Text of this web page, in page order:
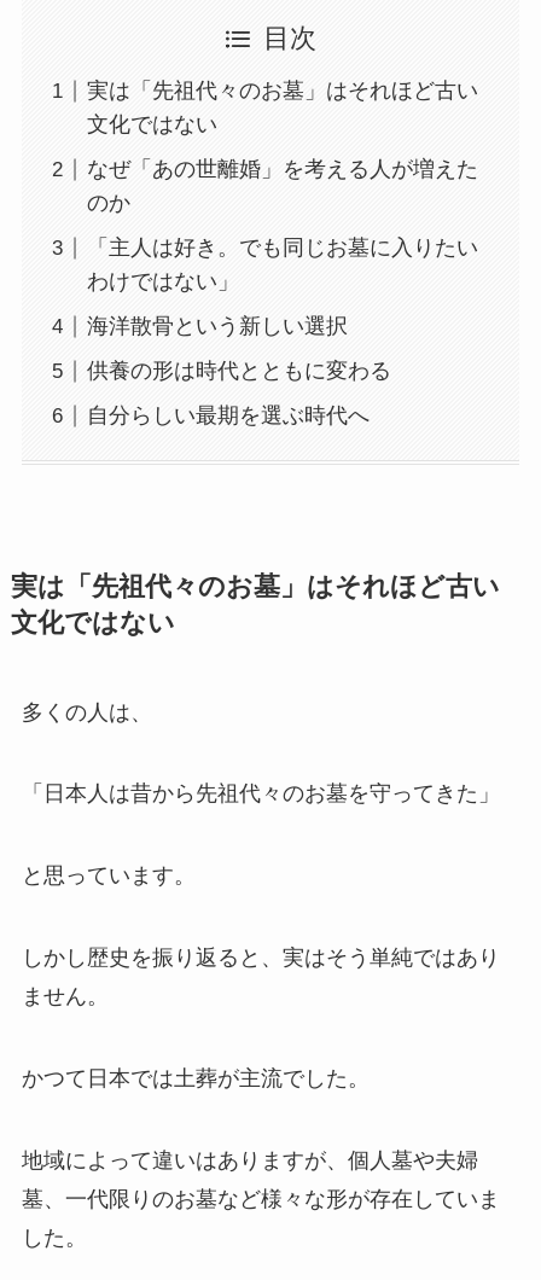
目次
実は「先祖代々のお墓」はそれほど古い
文化ではない
なぜ「あの世離婚」を考える人が増えた
のか
「主人は好き。でも同じお墓に入りたい
わけではない」
海洋散骨という新しい選択
供養の形は時代とともに変わる
自分らしい最期を選ぶ時代へ
実は​「先祖代々の​お墓」は​それほど​古い​
文化ではない
多くの人は、
「日本人は昔から先祖代々のお墓を守ってきた」
と思っています。
しかし歴史を振り返ると、実はそう単純ではあり
ません。
かつて日本では土葬が主流でした。
地域によって違いはありますが、個人墓や夫婦
墓、一代限りのお墓など様々な形が存在していま
した。